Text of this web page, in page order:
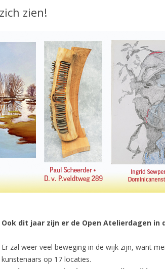
LIESBETH VAN BAKEL
MARGOT VAN NEERVEN
MARIAN VAN LOOKEREN
MARK KUSTER
RUN SLINKERS
SJAAK KAASHOEK
YETTE ROHDE
zien!
Ook dit jaar zijn er de Open Atelierdagen in
Er zal weer veel beweging in de wijk zijn, want
kunstenaars op 17 locaties.